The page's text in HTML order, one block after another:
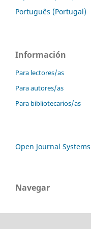
Português (Portugal)
Información
Para lectores/as
Para autores/as
Para bibliotecarios/as
Open Journal Systems
Navegar